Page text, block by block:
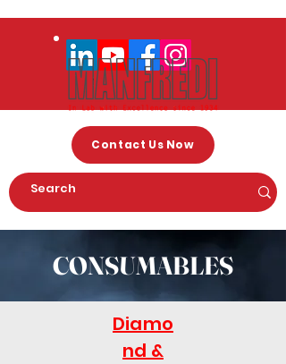
Contact Us Now
CONSUMABLES
Diamo
nd &